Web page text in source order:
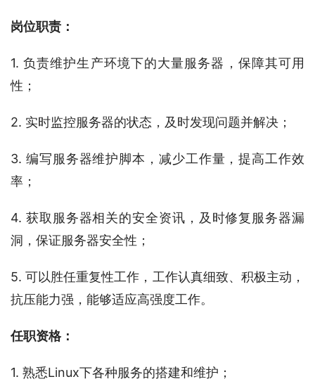
岗位职责：
1. 负责维护生产环境下的大量服务器，保障其可用
性；
2. 实时监控服务器的状态，及时发现问题并解决；
3. 编写服务器维护脚本，减少工作量，提高工作效
率；
4. 获取服务器相关的安全资讯，及时修复服务器漏
洞，保证服务器安全性；
5. 可以胜任重复性工作，工作认真细致、积极主动，
抗压能力强，能够适应高强度工作。
任职资格：
1. 熟悉Linux下各种服务的搭建和维护；